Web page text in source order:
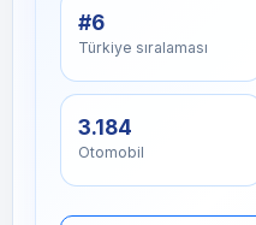
#6
Türkiye sıralaması
3.184
Otomobil